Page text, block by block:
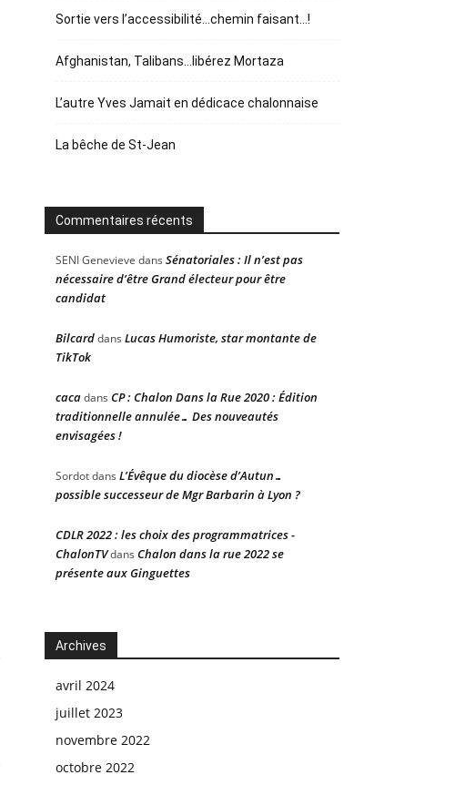
Sortie vers l’accessibilité…chemin faisant…!
Afghanistan, Talibans…libérez Mortaza
L’autre Yves Jamait en dédicace chalonnaise
La bêche de St-Jean
Commentaires récents
SENI Genevieve dans Sénatoriales : Il n’est pas
nécessaire d’être Grand électeur pour être
candidat
Bilcarddans Lucas Humoriste, star montante de
TikTok
cacadans CP : Chalon Dans la Rue 2020 : Édition
traditionnelle annulée… Des nouveautés
envisagées !
Sordotdans L’Évêque du diocèse d’Autun…
possible successeur de Mgr Barbarin à Lyon ?
CDLR 2022 : les choix des programmatrices -
ChalonTVdans Chalon dans la rue 2022 se
présente aux Ginguettes
Archives
avril 2024
juillet 2023
novembre 2022
octobre 2022